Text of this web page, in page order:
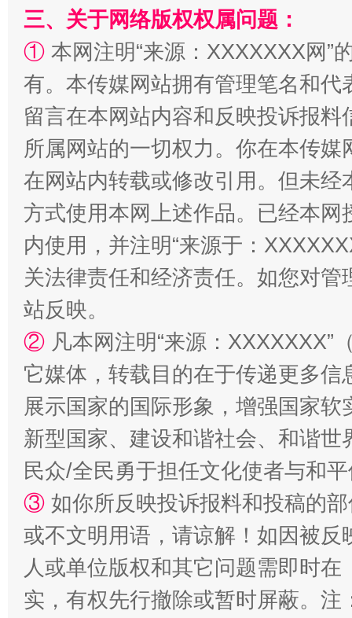
全民健身五年计划来了！等你上场
阿坝州三大球赛在茂县开幕 规模
国家大学科技园优化重塑工作
三、关于网络版权权属问题：
① 本网注明“来源：XXXXXXX网”
有。本传媒网站拥有管理笔名和
留言在本网站内容和反映投诉报
所属网站的一切权力。你在本传
在网站内转载或修改引用。但未
方式使用本网上述作品。已经本
内使用，并注明“来源于：
关法律责任和经济责任。如您对
站反映。
② 凡本网注明“来源：
它媒体，转载目的在于传递更多
展示国家的国际形象，增强国家
新型国家、建设和谐社会、和谐
民众/全民勇于担任文化使者与和
③ 如你所反映投诉报料和投稿的
或不文明用语，请谅解！如因被
人或单位版权和其它问题需即时在
实，有权先行撤除或暂时屏蔽。